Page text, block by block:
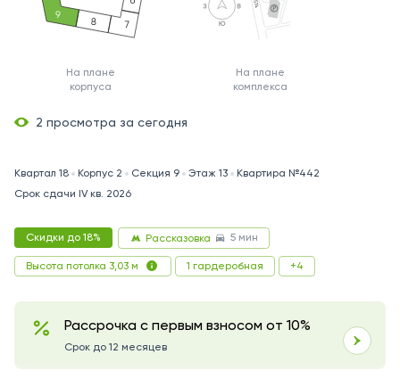
На плане
корпуса
На плане
комплекса
2 просмотра за сегодня
Квартал 18 Корпус 2 Секция 9 Этаж 13
Квартира №442
Срок сдачи IV кв. 2026
Скидки до 18% Рассказовка 5 мин
Высота потолка 3,03 м 1 гардеробная +4
Рассрочка с первым взносом от 10%
Срок до 12 месяцев